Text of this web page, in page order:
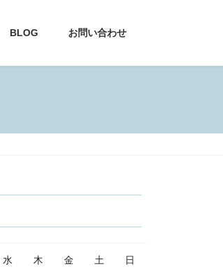
BLOG お問い合わせ
水 木 金 土 日